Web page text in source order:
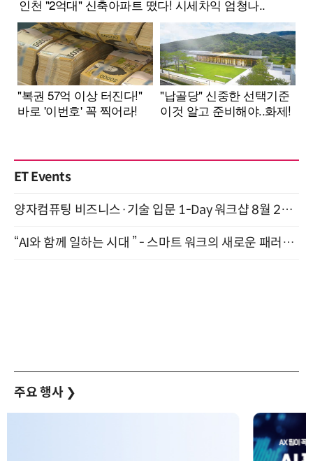
ET Events
양자컴퓨팅 비즈니스·기술 입문 1-Day 워크샵 8월 28일 개최
“AI와 함께 일하는 시대 ” - 스마트 워크의 새로운 패러다임 (9/11)
주요 행사 ❯